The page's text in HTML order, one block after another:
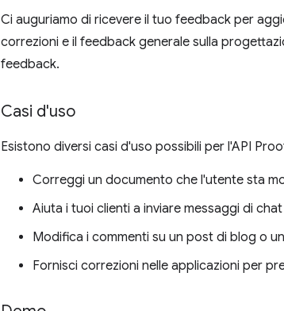
Ci auguriamo di ricevere il tuo feedback per
correzioni e il feedback generale sulla
feedback.
Casi d'uso
Esistono diversi casi d'uso possibili per l'API
Correggi un documento che l'utente sta
Aiuta i tuoi clienti a inviare messaggi di
Modifica i commenti su un post di blog o
Fornisci correzioni nelle applicazioni per